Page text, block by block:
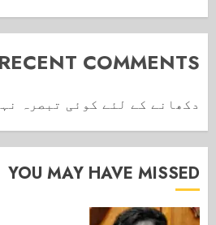
RECENT COMMENTS
دکھانے کے لئے کوئی تبصرہ
YOU MAY HAVE MISSED